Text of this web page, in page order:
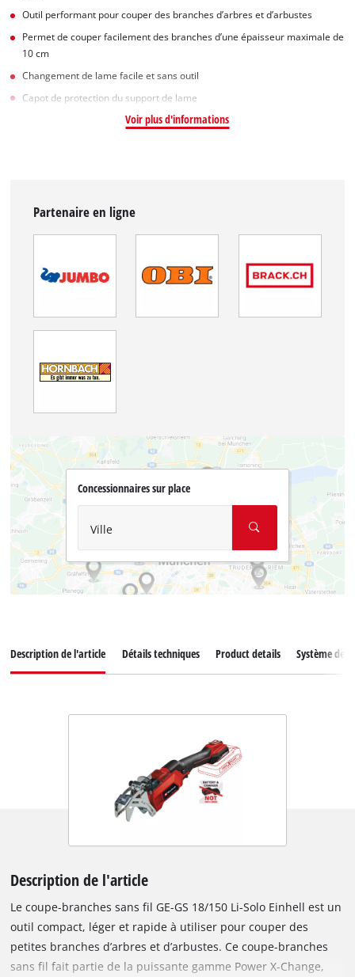
Outil performant pour couper des branches d’arbres et d’arbustes
Permet de couper facilement des branches d’une épaisseur maximale de
10 cm
Changement de lame facile et sans outil
Capot de protection du support de lame
Voir plus d'informations
Partenaire en ligne
Concessionnaires sur place
Ville
Description de l'article Détails techniques Product details Système de
Description de l'article
Le coupe-branches sans fil GE-GS 18/150 Li-Solo Einhell est un
outil compact, léger et rapide à utiliser pour couper des
petites branches d’arbres et d’arbustes. Ce coupe-branches
sans fil fait partie de la puissante gamme Power X-Change,